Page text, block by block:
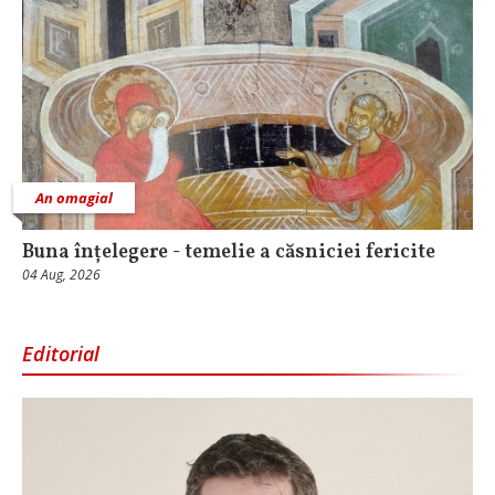
An omagial
Buna înțelegere - temelie a căsniciei fericite
04 Aug, 2026
Editorial